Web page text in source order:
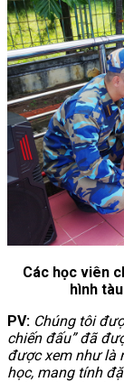
Các học viên
hình
PV: Chúng tôi
chiến đấu” đã
được xem như là
học, mang tính